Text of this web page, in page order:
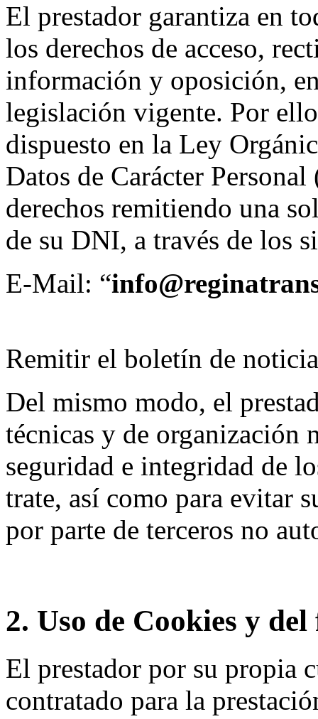
El prestador garantiza en
los derechos de acceso,
información y oposición,
legislación vigente. Por
dispuesto en la Ley
Datos de Carácter
derechos remitiendo una
de su DNI, a través de los
E-Mail: “
Remitir el boletín de
Del mismo modo, el
técnicas y de organización
seguridad e integridad de
trate, así como para evitar
por parte de terceros no
2. Uso de Cookies y
El prestador por su propia
contratado para la